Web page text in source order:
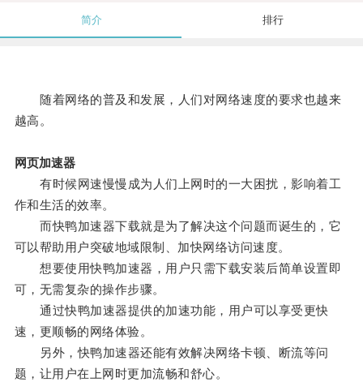
简介 排行
随着网络的普及和发展，人们对网络速度的要求也越来
越高。
网页加速器
有时候网速慢慢成为人们上网时的一大困扰，影响着工
作和生活的效率。
而快鸭加速器下载就是为了解决这个问题而诞生的，它
可以帮助用户突破地域限制、加快网络访问速度。
想要使用快鸭加速器，用户只需下载安装后简单设置即
可，无需复杂的操作步骤。
通过快鸭加速器提供的加速功能，用户可以享受更快
速，更顺畅的网络体验。
另外，快鸭加速器还能有效解决网络卡顿、断流等问
题，让用户在上网时更加流畅和舒心。